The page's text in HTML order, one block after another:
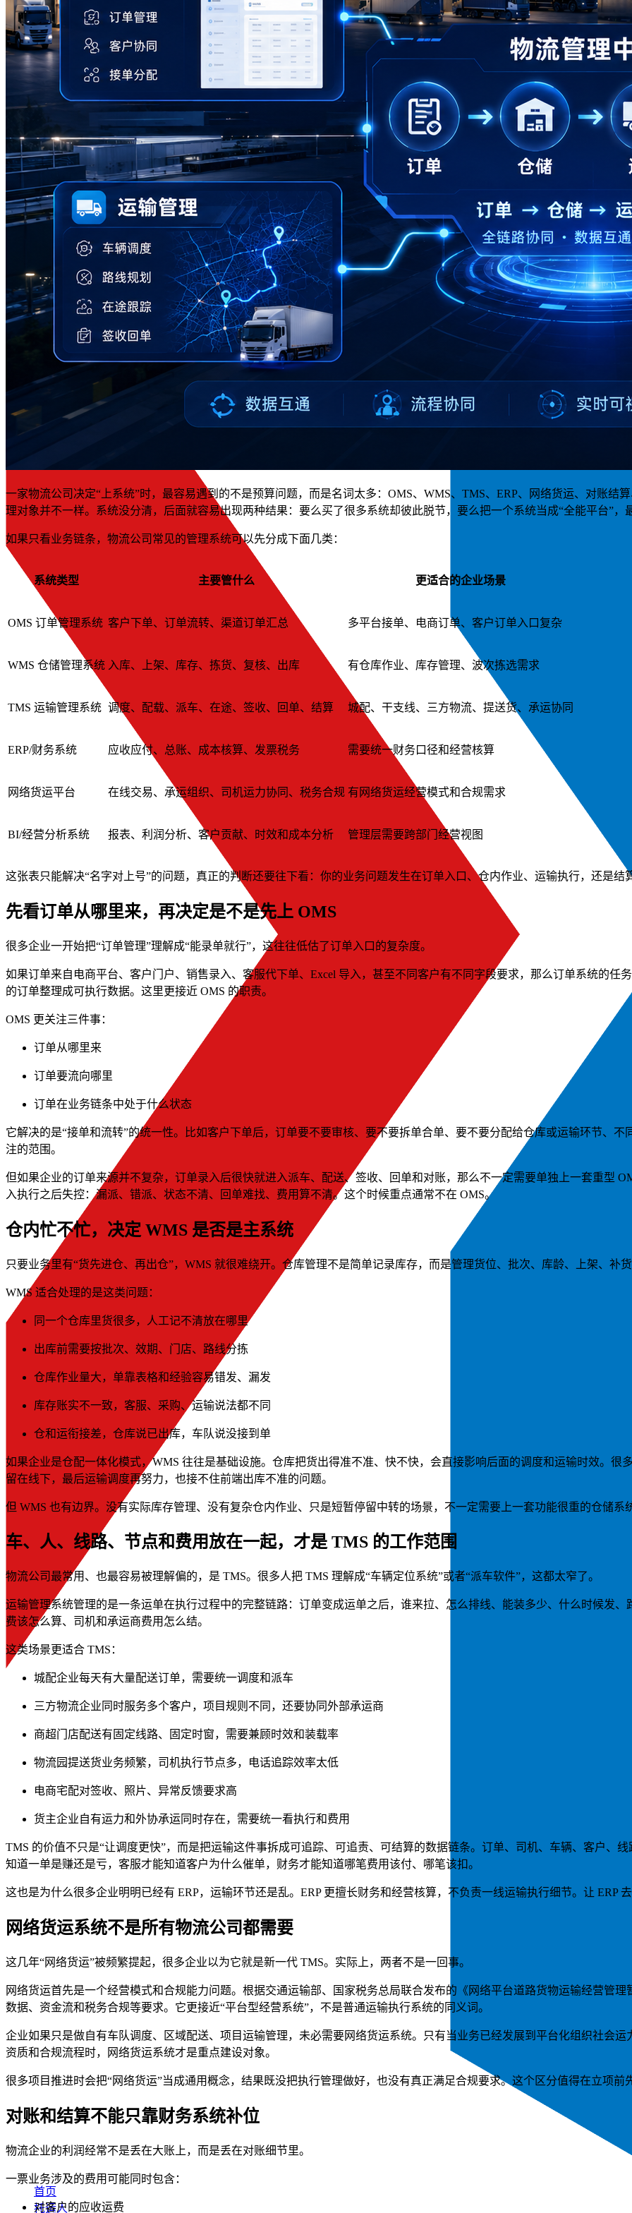
首页
托运人
一家物流公司决定“上系统”时，最容易遇到的不是预算问题，而是名词太多：OMS、WMS、TMS、ERP、网络货运、对账结
理对象并不一样。系统没分清，后面就容易出现两种结果：要么买了很多系统却彼此脱节，要么把一个系统当成“全能平台”，
如果只看业务链条，物流公司常见的管理系统可以先分成下面几类：
系统类型 主要管什么 更适合的企业场景
OMS 订单管理系统 客户下单、订单流转、渠道订单汇总 多平台接单、电商订单、客户订单入口复杂
WMS 仓储管理系统 入库、上架、库存、拣货、复核、出库 有仓库作业、库存管理、波次拣选需求
TMS 运输管理系统 调度、配载、派车、在途、签收、回单、结算 城配、干支线、三方物流、提送货、承运协同
ERP/财务系统 应收应付、总账、成本核算、发票税务 需要统一财务口径和经营核算
网络货运平台 在线交易、承运组织、司机运力协同、税务合规 有网络货运经营模式和合规需求
BI/经营分析系统 报表、利润分析、客户贡献、时效和成本分析 管理层需要跨部门经营视图
这张表只能解决“名字对上号”的问题，真正的判断还要往下看：你的业务问题发生在订单入口、仓内作业、运输执行，还是结
先看订单从哪里来，再决定是不是先上 OMS
很多企业一开始把“订单管理”理解成“能录单就行”，这往往低估了订单入口的复杂度。
如果订单来自电商平台、客户门户、销售录入、客服代下单、Excel 导入，甚至不同客户有不同字段要求，那么订单系统的任
的订单整理成可执行数据。这里更接近 OMS 的职责。
OMS 更关注三件事：
订单从哪里来
订单要流向哪里
订单在业务链条中处于什么状态
它解决的是“接单和流转”的统一性。比如客户下单后，订单要不要审核、要不要拆单合单、要不要分配给仓库或运输环节、
注的范围。
但如果企业的订单来源并不复杂，订单录入后很快就进入派车、配送、签收、回单和对账，那么不一定需要单独上一套重型
入执行之后失控：漏派、错派、状态不清、回单难找、费用算不清。这个时候重点通常不在 OMS。
仓内忙不忙，决定 WMS 是否是主系统
只要业务里有“货先进仓、再出仓”，WMS 就很难绕开。仓库管理不是简单记录库存，而是管理货位、批次、库龄、上架、补
WMS 适合处理的是这类问题：
同一个仓库里货很多，人工记不清放在哪里
出库前需要按批次、效期、门店、路线分拣
仓库作业量大，单靠表格和经验容易错发、漏发
库存账实不一致，客服、采购、运输说法都不同
仓和运衔接差，仓库说已出库，车队说没接到单
如果企业是仓配一体化模式，WMS 往往是基础设施。仓库把货出得准不准、快不快，会直接影响后面的调度和运输时效。很
留在线下，最后运输调度再努力，也接不住前端出库不准的问题。
但 WMS 也有边界。没有实际库存管理、没有复杂仓内作业、只是短暂停留中转的场景，不一定需要上一套功能很重的仓储系
车、人、线路、节点和费用放在一起，才是 TMS 的工作范围
物流公司最常用、也最容易被理解偏的，是 TMS。很多人把 TMS 理解成“车辆定位系统”或者“派车软件”，这都太窄了。
运输管理系统管理的是一条运单在执行过程中的完整链路：订单变成运单之后，谁来拉、怎么排线、能装多少、什么时候发
费该怎么算、司机和承运商费用怎么结。
这类场景更适合 TMS：
城配企业每天有大量配送订单，需要统一调度和派车
三方物流企业同时服务多个客户，项目规则不同，还要协同外部承运商
商超门店配送有固定线路、固定时窗，需要兼顾时效和装载率
物流园提送货业务频繁，司机执行节点多，电话追踪效率太低
电商宅配对签收、照片、异常反馈要求高
货主企业自有运力和外协承运同时存在，需要统一看执行和费用
TMS 的价值不只是“让调度更快”，而是把运输这件事拆成可追踪、可追责、可结算的数据链条。订单、司机、车辆、客户、
知道一单是赚还是亏，客服才能知道客户为什么催单，财务才能知道哪笔费用该付、哪笔该扣。
这也是为什么很多企业明明已经有 ERP，运输环节还是乱。ERP 更擅长财务和经营核算，不负责一线运输执行细节。让 ERP
网络货运系统不是所有物流公司都需要
这几年“网络货运”被频繁提起，很多企业以为它就是新一代 TMS。实际上，两者不是一回事。
网络货运首先是一个经营模式和合规能力问题。根据交通运输部、国家税务总局联合发布的《网络平台道路货物运输经营管
数据、资金流和税务合规等要求。它更接近“平台型经营系统”，不是普通运输执行系统的同义词。
企业如果只是做自有车队调度、区域配送、项目运输管理，未必需要网络货运系统。只有当业务已经发展到平台化组织社会
资质和合规流程时，网络货运系统才是重点建设对象。
很多项目推进时会把“网络货运”当成通用概念，结果既没把执行管理做好，也没有真正满足合规要求。这个区分值得在立项前
对账和结算不能只靠财务系统补位
物流企业的利润经常不是丢在大账上，而是丢在对账细节里。
一票业务涉及的费用可能同时包含：
对客户的应收运费